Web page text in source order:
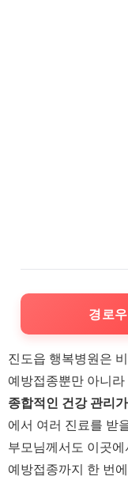
경로
진도읍 행복병원은
예방접종뿐만 아니
종합적인 건강 관리
에서 여러 진료를 받
부모님께서도 이곳
예방접종까지 한 번